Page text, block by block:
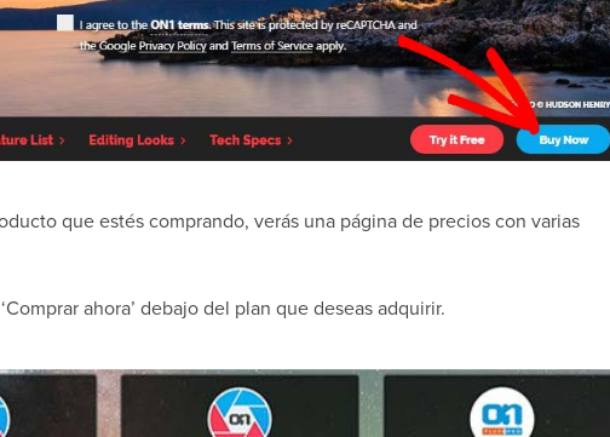
que estés comprando, verás una página de precios con varias
ahora’ debajo del plan que deseas adquirir.